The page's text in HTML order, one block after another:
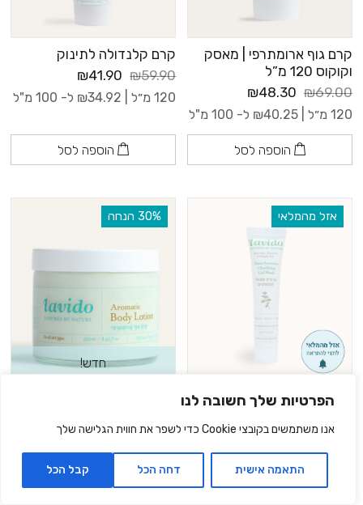
הפרטיות שלך חשובה לנו
אנו משתמשים בקובצי Cookie כדי לשפר את חווית הגלישה שלך
התאמה אישית דחה הכל קבל הכל
קרם גוף ארומתרפי | מאסק
וקוקוס 120 מ”ל
₪69.00
₪48.30
120 מ״ל | ₪40.25 ל- 100 מ"ל
הוספה לסל
קרם קלנדולה לתינוק
₪59.90
₪41.90
120 מ״ל | ₪34.92 ל- 100 מ"ל
הוספה לסל
אזל מהמלאי
גודל מיוחד | תרחיץ טיפולי
₪29.90
₪199.33 ל- 100 מ"ל
‫30% הנחה
חדש!
250 מ”ל
₪89.90
₪62.90
250 מ״ל | ₪ל- 100 מ"ל